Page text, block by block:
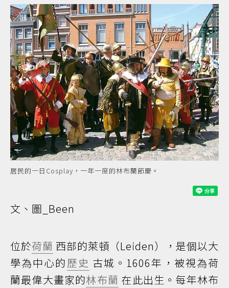
居民的一日Cosplay，一年一度的林布蘭節慶。
文、圖_Been
位於荷蘭 西部的萊頓（Leiden），是個以大
學為中心的歷史 古城。1606年，被視為荷
蘭最偉大畫家的林布蘭 在此出生。每年林布